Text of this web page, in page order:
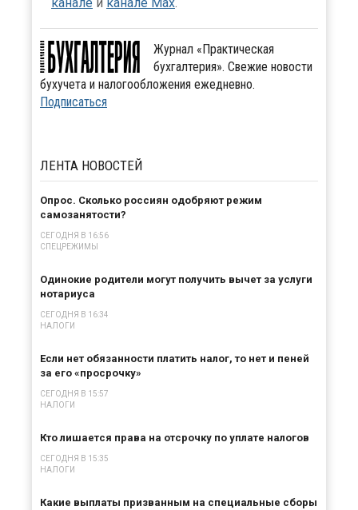
Журнал «Практическая
бухгалтерия». Свежие новости
бухучета и налогообложения ежедневно.
Подписаться
ЛЕНТА НОВОСТЕЙ
Опрос. Сколько россиян одобряют режим
самозанятости?
СЕГОДНЯ В 16:56
СПЕЦРЕЖИМЫ
Одинокие родители могут получить вычет за услуги
нотариуса
СЕГОДНЯ В 16:34
НАЛОГИ
Если нет обязанности платить налог, то нет и пеней
за его «просрочку»
СЕГОДНЯ В 15:57
НАЛОГИ
Кто лишается права на отсрочку по уплате налогов
СЕГОДНЯ В 15:35
НАЛОГИ
Какие выплаты призванным на специальные сборы